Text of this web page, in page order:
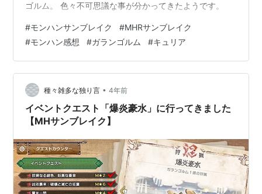
ゴルム。 色々不可思議な事が分かってきたようです。
#モンハンサンブレイク #MHRサンブレイク
#モンハン感想 #ガランゴルム #キュリア
種々雑多な独り言 • 4年前
イベントクエスト「爆炎豪水」に行ってきました
【MHサンブレイク】